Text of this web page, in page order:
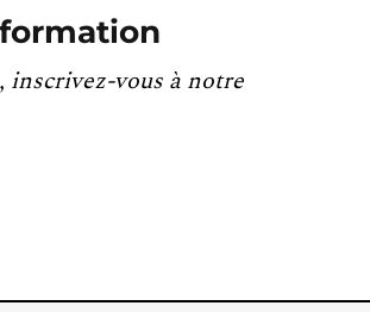
inscrivez-vous à notre